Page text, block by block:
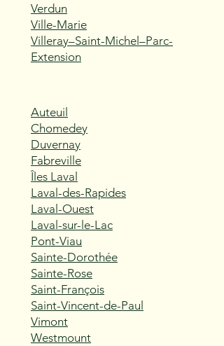
Verdun
Ville-Marie
Villeray–Saint-Michel–Parc-
Extension
Auteuil
Chomedey
Duvernay
Fabreville
Îles Laval
Laval-des-Rapides
Laval-Ouest
Laval-sur-le-Lac
Pont-Viau
Sainte-Dorothée
Sainte-Rose
Saint-François
Saint-Vincent-de-Paul
Vimont
Westmount